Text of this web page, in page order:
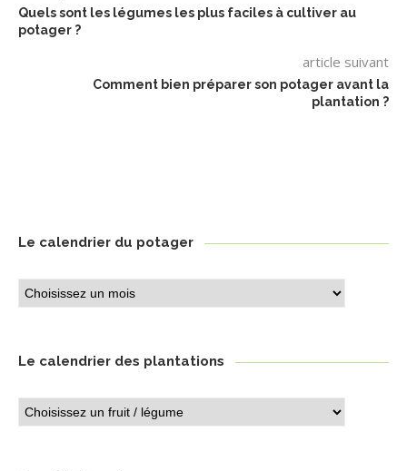
Quels sont les légumes les plus faciles à cultiver au
potager ?
article suivant
Comment bien préparer son potager avant la
plantation ?
Le calendrier du potager
Le
calendrier
Le calendrier des plantations
Le
calendrier